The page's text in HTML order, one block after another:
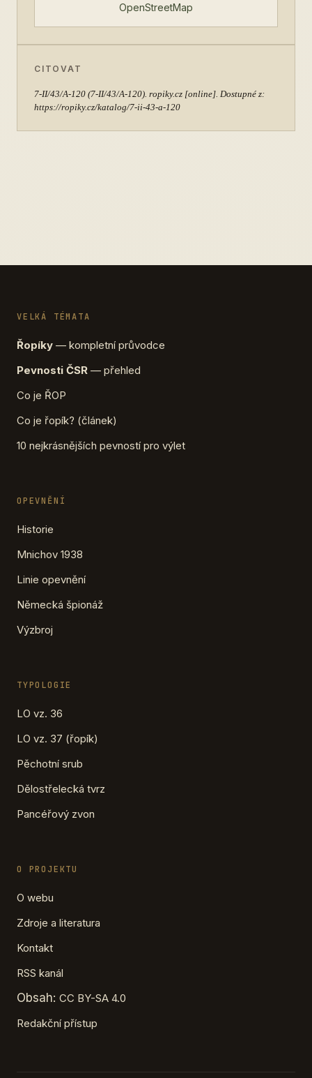
OpenStreetMap
CITOVAT
7-II/43/A-120 (7-II/43/A-120). ropiky.cz [online]. Dostupné z:
https://ropiky.cz/katalog/7-ii-43-a-120
VELKÁ TÉMATA
Řopíky — kompletní průvodce
Pevnosti ČSR — přehled
Co je ŘOP
Co je řopík? (článek)
10 nejkrásnějších pevností pro výlet
OPEVNĚNÍ
Historie
Mnichov 1938
Linie opevnění
Německá špionáž
Výzbroj
TYPOLOGIE
LO vz. 36
LO vz. 37 (řopík)
Pěchotní srub
Dělostřelecká tvrz
Pancéřový zvon
O PROJEKTU
O webu
Zdroje a literatura
Kontakt
RSS kanál
Obsah: CC BY-SA 4.0
Redakční přístup